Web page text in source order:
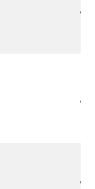
до
до
до